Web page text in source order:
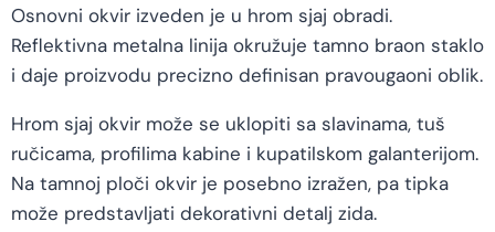
Osnovni okvir izveden je u hrom sjaj obradi.
Reflektivna metalna linija okružuje tamno braon staklo
i daje proizvodu precizno definisan pravougaoni oblik.
Hrom sjaj okvir može se uklopiti sa slavinama, tuš
ručicama, profilima kabine i kupatilskom galanterijom.
Na tamnoj ploči okvir je posebno izražen, pa tipka
može predstavljati dekorativni detalj zida.